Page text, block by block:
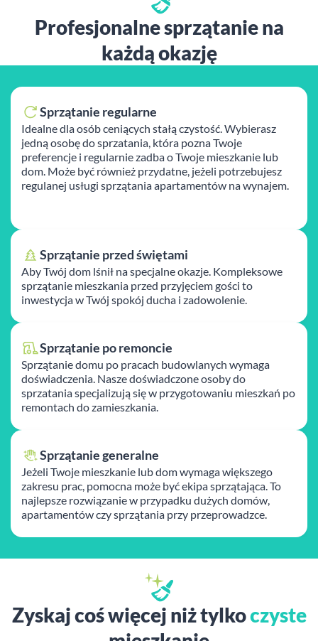
Profesjonalne sprzątanie na
każdą okazję
Sprzątanie regularne
Idealne dla osób ceniących stałą czystość. Wybierasz
jedną osobę do sprzatania, która pozna Twoje
preferencje i regularnie zadba o Twoje mieszkanie lub
dom. Może być również przydatne, jeżeli potrzebujesz
regulanej usługi sprzątania apartamentów na wynajem.
Sprzątanie przed świętami
Aby Twój dom lśnił na specjalne okazje. Kompleksowe
sprzątanie mieszkania przed przyjęciem gości to
inwestycja w Twój spokój ducha i zadowolenie.
Sprzątanie po remoncie
Sprzątanie domu po pracach budowlanych wymaga
doświadczenia. Nasze doświadczone osoby do
sprzatania specjalizują się w przygotowaniu mieszkań po
remontach do zamieszkania.
Sprzątanie generalne
Jeżeli Twoje mieszkanie lub dom wymaga większego
zakresu prac, pomocna może być ekipa sprzątająca. To
najlepsze rozwiązanie w przypadku dużych domów,
apartamentów czy sprzątania przy przeprowadzce.
Zyskaj coś więcej niż tylkoczyste